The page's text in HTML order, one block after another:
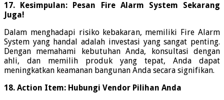
17. Kesimpulan: Pesan Fire Alarm System Sekarang
Juga!
Dalam menghadapi risiko kebakaran, memiliki Fire Alarm
System yang handal adalah investasi yang sangat penting.
Dengan memahami kebutuhan Anda, konsultasi dengan
ahli, dan memilih produk yang tepat, Anda dapat
meningkatkan keamanan bangunan Anda secara signifikan.
18. Action Item: Hubungi Vendor Pilihan Anda